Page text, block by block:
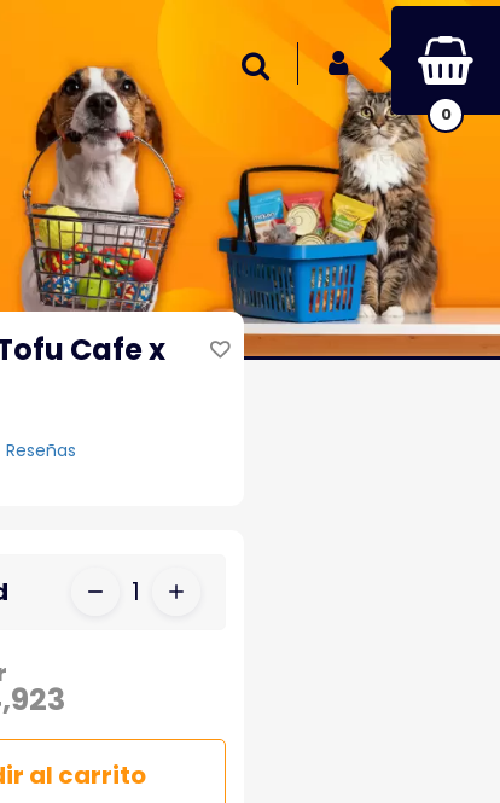
INICIAR SESIÓN
Buscar
0
Cafe x
Reseñas
1
al carrito